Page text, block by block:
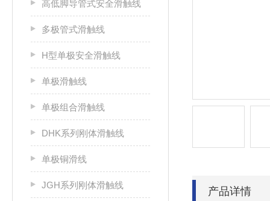
高低脚导管式安全滑触线
多极管式滑触线
H型单极安全滑触线
单极滑触线
单极组合滑触线
DHK系列刚体滑触线
单极铜滑线
JGH系列刚体滑触线
产品详情